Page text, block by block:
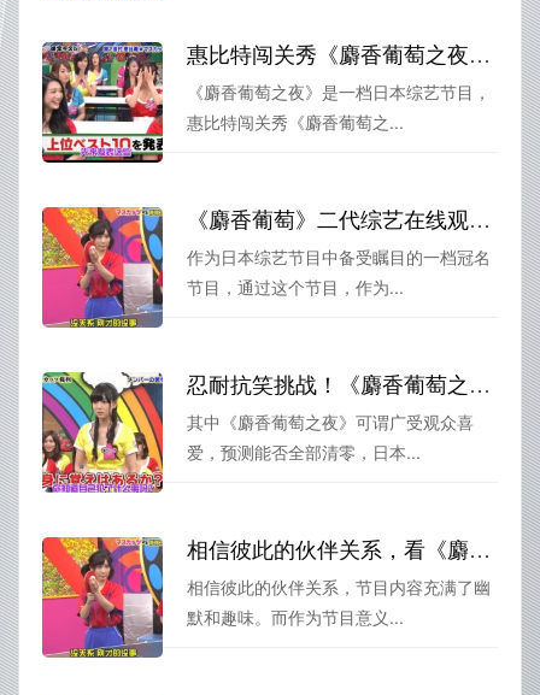
惠比特闯关秀《麝香葡萄之夜》：努力忍耐，赢取笑点
《麝香葡萄之夜》是一档日本综艺节目，
惠比特闯关秀《麝香葡萄之...
《麝香葡萄》二代综艺在线观看，零距离接触偶像群体，尽享粉丝福利
作为日本综艺节目中备受瞩目的一档冠名
节目，通过这个节目，作为...
忍耐抗笑挑战！《麝香葡萄之夜》比赛忍耐力是哪一集，能否全部清零？
其中《麝香葡萄之夜》可谓广受观众喜
爱，预测能否全部清零，日本...
相信彼此的伙伴关系，看《麝香葡萄》
相信彼此的伙伴关系，节目内容充满了幽
默和趣味。而作为节目意义...